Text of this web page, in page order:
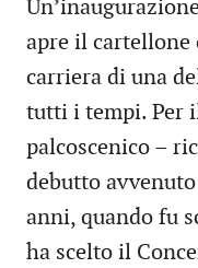
apre il cartellone
carriera di una
tutti i tempi. Per
palcoscenico –
debutto
anni, quando fu
ha scelto il